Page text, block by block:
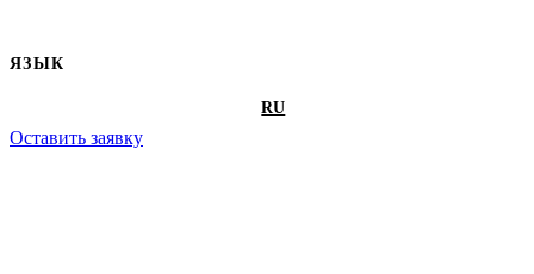
ЯЗЫК
RU
Оставить заявку